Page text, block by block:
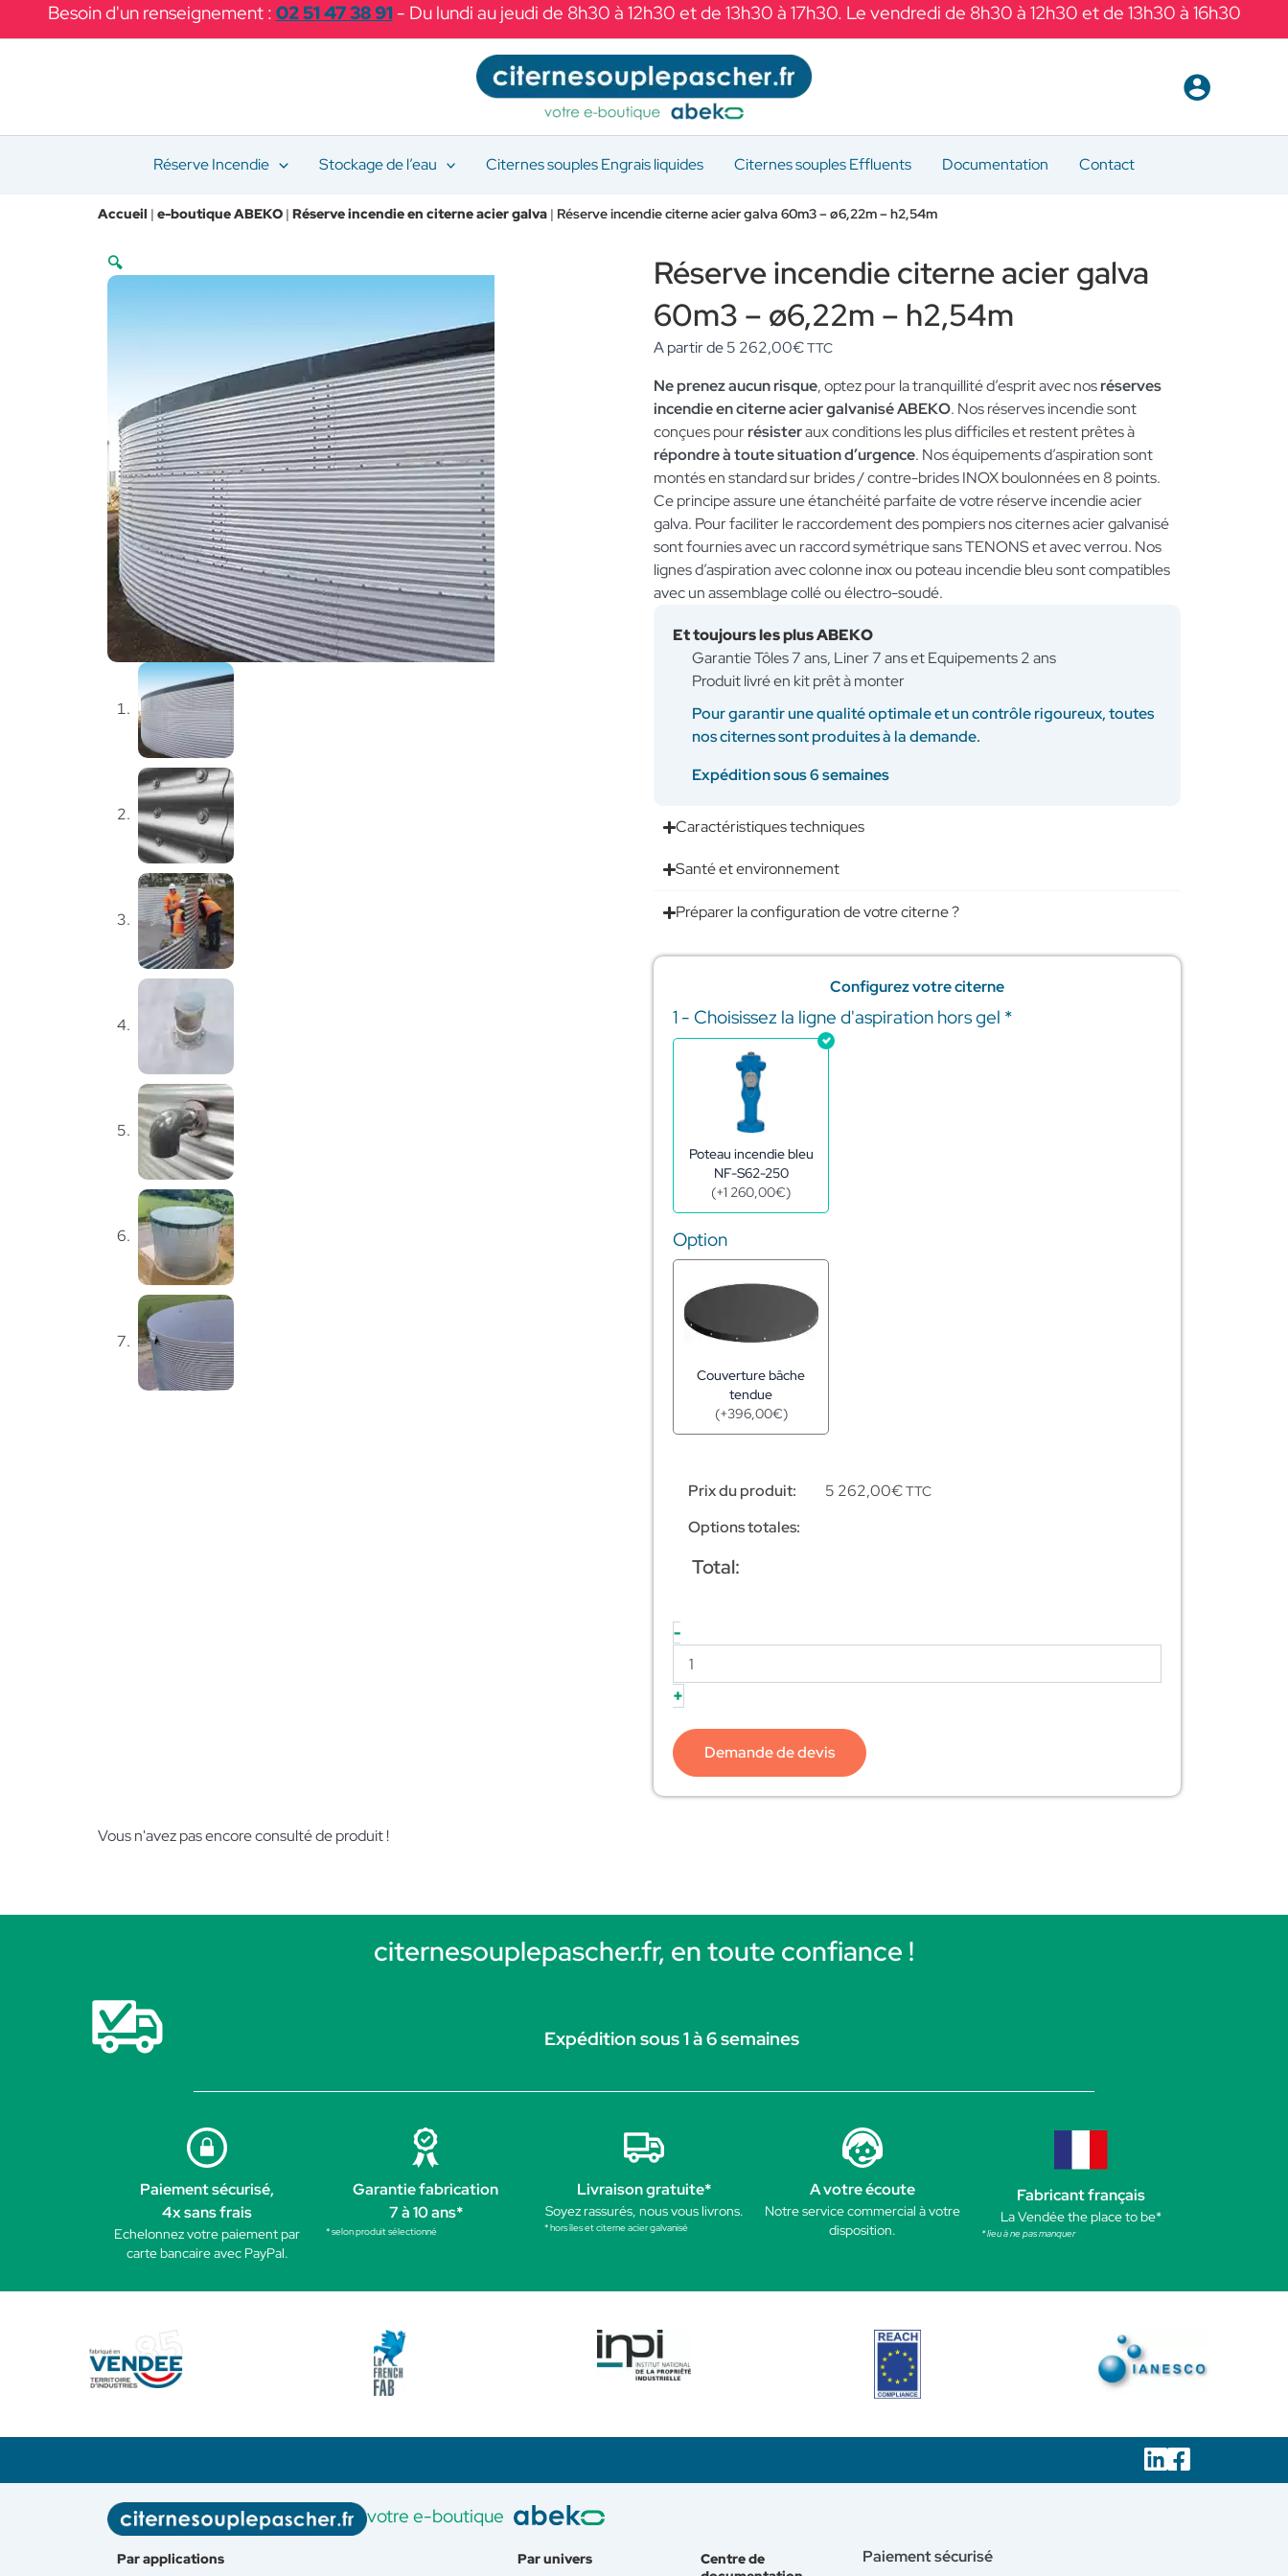
Besoin d'un renseignement : 02 51 47 38 91- Du lundi au jeudi de 8h30 à 12h30 et de 13h30 à 17h30. Le vendredi de 8h30 à 12h30 et de 13h30 à 16h30
Réserve Incendie Stockage de l’eau Citernes souples Engrais liquides Citernes souples Effluents Documentation Contact
Accueil | e-boutique ABEKO | Réserve incendie en citerne acier galva | Réserve incendie citerne acier galva 60m3 – ø6,22m – h2,54m
🔍
Réserve incendie citerne acier galva
60m3 – ø6,22m – h2,54m
A partir de5 262,00€TTC
Ne prenez aucun risque, optez pour la tranquillité d’esprit avec nosréserves
incendie en citerne acier galvanisé ABEKO. Nos réserves incendie sont
conçues pourrésisteraux conditions les plus difficiles et restent prêtes à
répondre à toute situation d’urgence. Nos équipements d’aspiration sont
montés en standard sur brides / contre-brides INOX boulonnées en 8 points.
Ce principe assure une étanchéité parfaite de votre réserve incendie acier
galva. Pour faciliter le raccordement des pompiers nos citernes acier galvanisé
sont fournies avec un raccord symétrique sans TENONS et avec verrou. Nos
lignes d’aspiration avec colonne inox ou poteau incendie bleu sont compatibles
avec un assemblage collé ou électro-soudé.
Et toujours les plus ABEKO
Garantie Tôles 7 ans, Liner 7 ans et Equipements 2 ans
Produit livré en kit prêt à monter
Pour garantir une qualité optimale et un contrôle rigoureux, toutes
nos citernes sont produites à la demande.
Expédition sous 6 semaines
Caractéristiques techniques
Santé et environnement
Préparer la configuration de votre citerne ?
Configurez votre citerne
1 - Choisissez la ligne d'aspiration hors gel *
Poteau incendie bleu
NF-S62-250
(+1 260,00€)
Option
Couverture bâche
tendue
(+396,00€)
Prix du produit: 5 262,00€TTC
Options totales:
Total:
-
quantité
de
60m3
ø6,22m
+
Demande de devis
Vous n'avez pas encore consulté de produit !
citernesouplepascher.fr, en toute confiance !
Expédition sous 1 à 6 semaines
Paiement sécurisé,
4x sans frais
Echelonnez votre paiement par
carte bancaire avec PayPal.
Garantie fabrication
7 à 10 ans*
* selon produit sélectionné
Livraison gratuite*
Soyez rassurés, nous vous livrons.
* hors îles et citerne acier galvanisé
A votre écoute
Notre service commercial à votre
disposition.
Fabricant français
La Vendée the place to be*
* lieu à ne pas manquer
votre e-boutique
Par applications Par univers
Centre de
Paiement sécurisé